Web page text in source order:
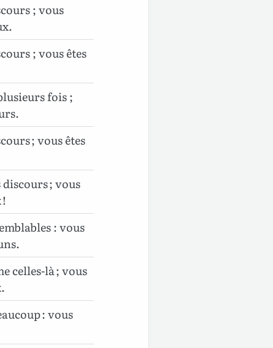
; vous
; vous êtes
fois ;
; vous êtes
; vous
: vous
celles-là ; vous
: vous